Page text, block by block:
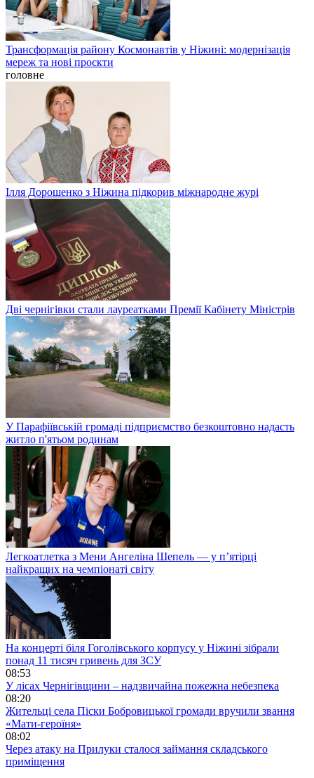
Трансформація району Космонавтів у Ніжині: модернізація
мереж та нові проєкти
головне
Ілля Дорошенко з Ніжина підкорив міжнародне журі
Дві чернігівки стали лауреатками Премії Кабінету Міністрів
У Парафіївській громаді підприємство безкоштовно надасть
житло п'ятьом родинам
Легкоатлетка з Мени Ангеліна Шепель — у п’ятірці
найкращих на чемпіонаті світу
На концерті біля Гоголівського корпусу у Ніжині зібрали
понад 11 тисяч гривень для ЗСУ
08:53
У лісах Чернігівщини – надзвичайна пожежна небезпека
08:20
Жительці села Піски Бобровицької громади вручили звання
«Мати-героїня»
08:02
Через атаку на Прилуки сталося займання складського
приміщення